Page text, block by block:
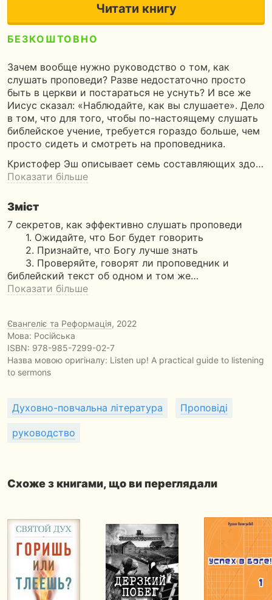
Читати книгу
БЕЗКОШТОВНО
Зачем вообще нужно руководство о том, как
слушать проповеди? Разве недостаточно просто
быть в церкви и постараться не уснуть? И все же
Иисус сказал: «Наблюдайте, как вы слушаете». Дело
в том, что для того, чтобы по-настоящему слушать
библейское учение, требуется гораздо больше, чем
просто сидеть и смотреть на проповедника.
Кристофер Эш описывает семь составляющих здо…
Показати більше
Зміст
7 секретов, как эффективно слушать проповеди
1. Ожидайте, что Бог будет говорить
2. Признайте, что Богу лучше знать
3. Проверяйте, говорят ли проповедник и
библейский текст об одном и том же…
Показати більше
Євангеліє та Реформація, 2022
Мова: Російська
ISBN: 978-985-7299-02-7
Назва мовою оригіналу: Listen up! A practical guide to listening
to sermons
Духовно-повчальна література Проповіді
руководство
Схоже з книгами, що ви переглядали